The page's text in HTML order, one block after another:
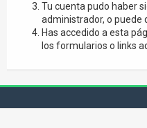
Tu cuenta pudo haber
administrador, o puede
Has accedido a esta
los formularios o links